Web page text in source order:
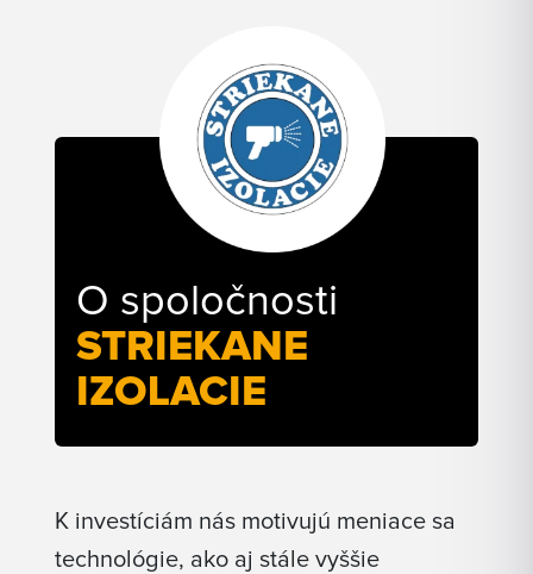
O spoločnosti
STRIEKANE
IZOLACIE
K investíciám nás motivujú meniace sa
technológie, ako aj stále vyššie